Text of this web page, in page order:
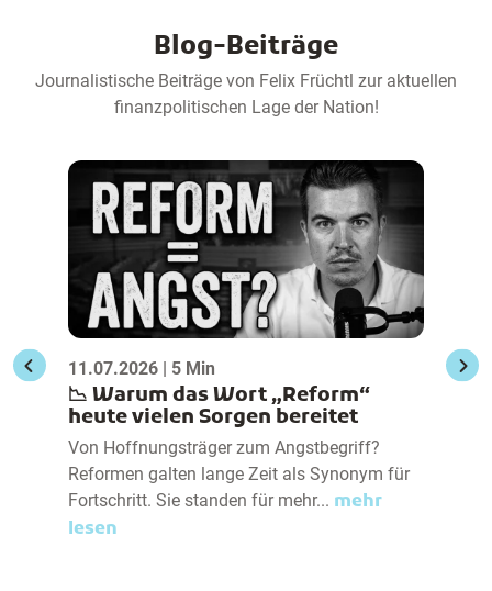
Blog-Beiträge
Journalistische Beiträge von Felix Früchtl zur aktuellen
finanzpolitischen Lage der Nation!
11.07.2026 | 5 Min
📉 Warum das Wort „Reform“
heute vielen Sorgen bereitet
Von Hoffnungsträger zum Angstbegriff?
Reformen galten lange Zeit als Synonym für
Fortschritt. Sie standen für mehr... mehr
lesen